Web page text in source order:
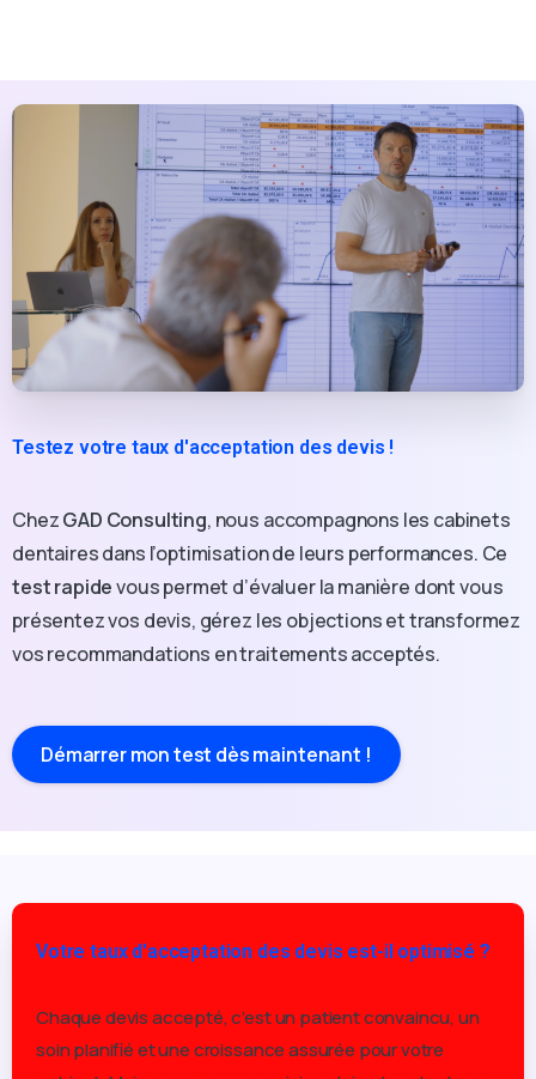
Testez votre taux d'acceptation des devis !
ChezGAD Consulting, nous accompagnons les cabinets
dentaires dans l’optimisation de leurs performances. Ce
test rapidevous permet d’évaluer la manière dont vous
présentez vos devis, gérez les objections et transformez
vos recommandations en traitements acceptés.
Démarrer mon test dès maintenant !
Votre taux d'acceptation des devis est-il optimisé ?
Chaque devis accepté, c’est un patient convaincu, un
soin planifié et une croissance assurée pour votre